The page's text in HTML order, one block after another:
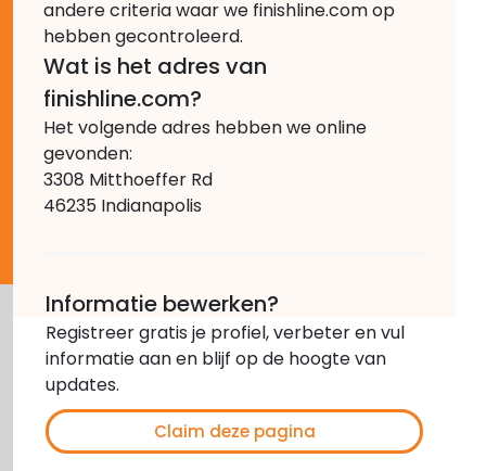
andere criteria waar we finishline.com op
hebben gecontroleerd.
Wat is het adres van
finishline.com?
Het volgende adres hebben we online
gevonden:
3308 Mitthoeffer Rd
46235 Indianapolis
Informatie bewerken?
Registreer gratis je profiel, verbeter en vul
informatie aan en blijf op de hoogte van
updates.
Claim deze pagina